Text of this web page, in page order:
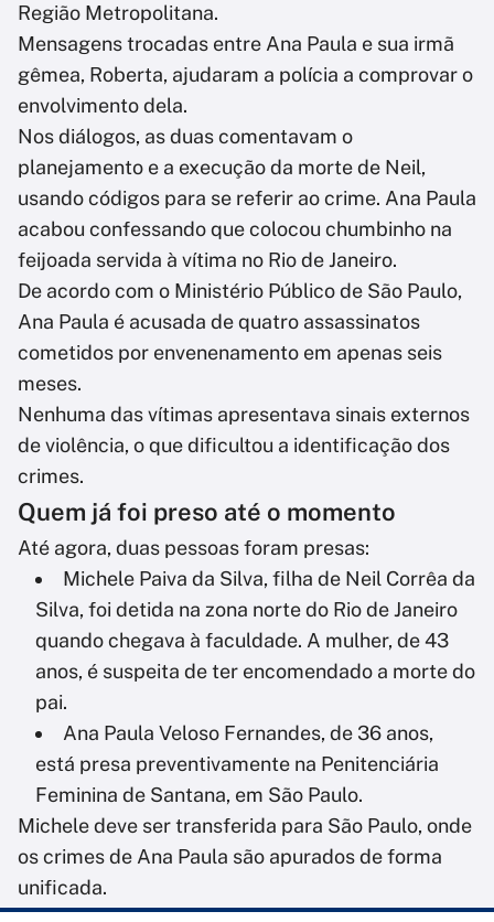
Região Metropolitana.
Mensagens trocadas entre Ana Paula e sua irmã
gêmea, Roberta, ajudaram a polícia a comprovar o
envolvimento dela.
Nos diálogos, as duas comentavam o
planejamento e a execução da morte de Neil,
usando códigos para se referir ao crime. Ana Paula
acabou confessando que colocou chumbinho na
feijoada servida à vítima no Rio de Janeiro.
De acordo com o Ministério Público de São Paulo,
Ana Paula é acusada de quatro assassinatos
cometidos por envenenamento em apenas seis
meses.
Nenhuma das vítimas apresentava sinais externos
de violência, o que dificultou a identificação dos
crimes.
Quem já foi preso até o momento
Até agora, duas pessoas foram presas:
Michele Paiva da Silva, filha de Neil Corrêa da
Silva, foi detida na zona norte do Rio de Janeiro
quando chegava à faculdade. A mulher, de 43
anos, é suspeita de ter encomendado a morte do
pai.
Ana Paula Veloso Fernandes, de 36 anos,
está presa preventivamente na Penitenciária
Feminina de Santana, em São Paulo.
Michele deve ser transferida para São Paulo, onde
os crimes de Ana Paula são apurados de forma
unificada.